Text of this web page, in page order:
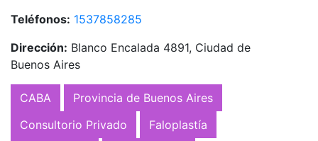
Teléfonos: 1537858285
Dirección: Blanco Encalada 4891, Ciudad de
Buenos Aires
CABA
Provincia de Buenos Aires
Consultorio Privado
Faloplastía